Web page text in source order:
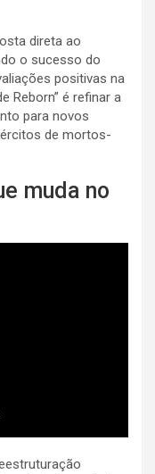
direta ao
o sucesso do
positivas na
Reborn” é refinar a
para novos
de mortos-
muda no